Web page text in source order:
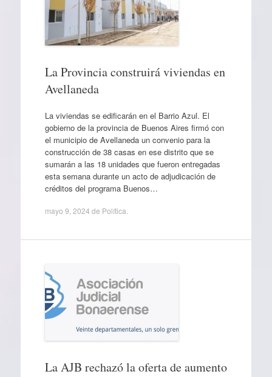
La Provincia construirá viviendas en
Avellaneda
La viviendas se edificarán en el Barrio Azul. El
gobierno de la provincia de Buenos Aires firmó con
el municipio de Avellaneda un convenio para la
construcción de 38 casas en ese distrito que se
sumarán a las 18 unidades que fueron entregadas
esta semana durante un acto de adjudicación de
créditos del programa Buenos…
mayo 9, 2024 de Política
La AJB rechazó la oferta de aumento